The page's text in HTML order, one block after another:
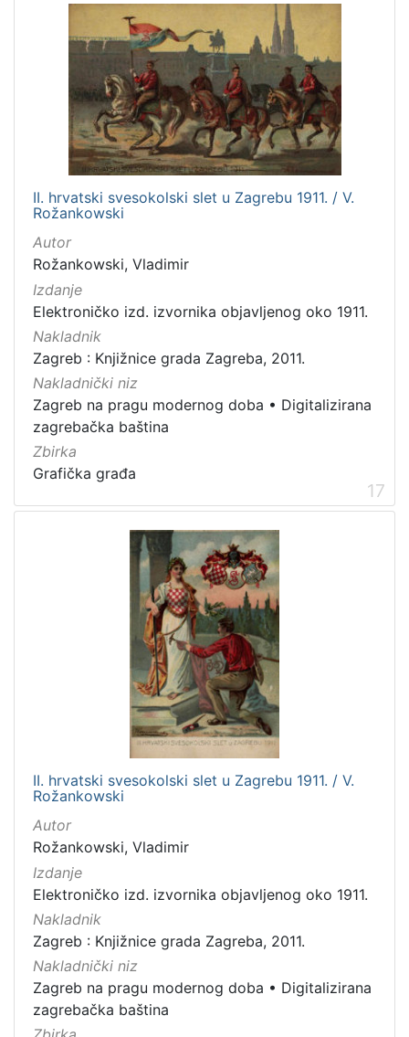
II. hrvatski svesokolski slet u Zagrebu 1911. / V.
Rožankowski
Autor
Rožankowski, Vladimir
Izdanje
Elektroničko izd. izvornika objavljenog oko 1911.
Nakladnik
Zagreb : Knjižnice grada Zagreba, 2011.
Nakladnički niz
Zagreb na pragu modernog doba • Digitalizirana
zagrebačka baština
Zbirka
Grafička građa
17
II. hrvatski svesokolski slet u Zagrebu 1911. / V.
Rožankowski
Autor
Rožankowski, Vladimir
Izdanje
Elektroničko izd. izvornika objavljenog oko 1911.
Nakladnik
Zagreb : Knjižnice grada Zagreba, 2011.
Nakladnički niz
Zagreb na pragu modernog doba • Digitalizirana
zagrebačka baština